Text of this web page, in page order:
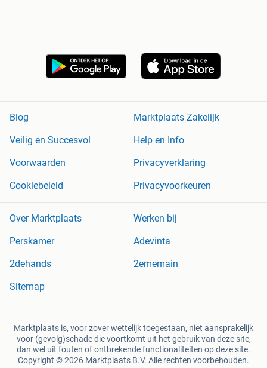
Blog
Marktplaats Zakelijk
Veilig en Succesvol
Help en Info
Voorwaarden
Privacyverklaring
Cookiebeleid
Privacyvoorkeuren
Over Marktplaats
Werken bij
Perskamer
Adevinta
2dehands
2ememain
Sitemap
Marktplaats is, voor zover wettelijk toegestaan, niet aansprakelijk
voor (gevolg)schade die voortkomt uit het gebruik van deze site,
dan wel uit fouten of ontbrekende functionaliteiten op deze site.
Copyright © 2026 Marktplaats B.V. Alle rechten voorbehouden.